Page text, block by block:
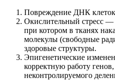
Повреждение ДНК
Окислительный стресс —
при котором в тканях
молекулы (свободные
здоровые структуры.
Эпигенетические
корректную работу
неконтролируемого